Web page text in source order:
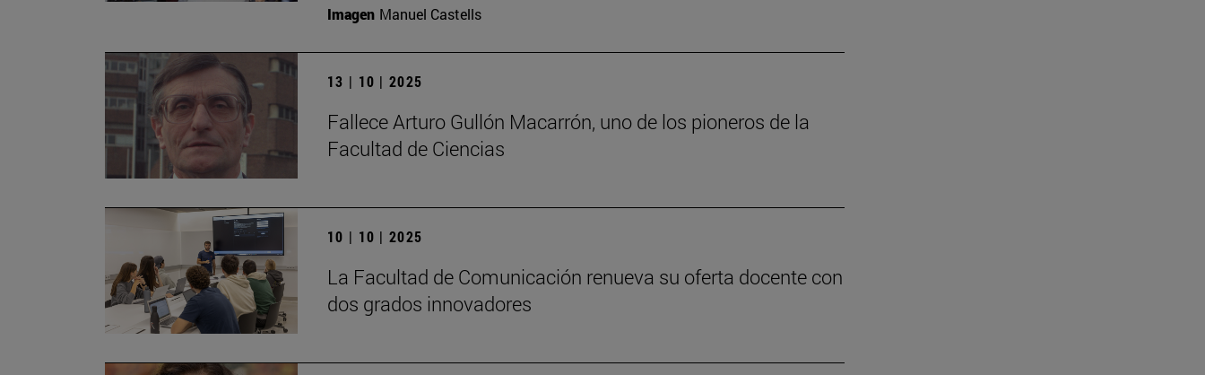
Imagen Manuel Castells
13 | 10 | 2025
Fallece Arturo Gullón Macarrón, uno de los pioneros de la
Facultad de Ciencias
10 | 10 | 2025
La Facultad de Comunicación renueva su oferta docente con
dos grados innovadores